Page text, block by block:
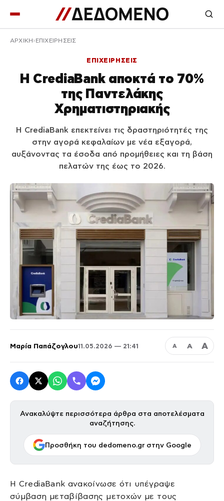
ΑΡΧΙΚΉ ΕΠΙΧΕΙΡΗΣΕΙΣ
ΕΠΙΧΕΙΡΗΣΕΙΣ
Η CrediaBank αποκτά το 70%
της Παντελάκης
Χρηματιστηριακής
Η CrediaBank επεκτείνει τις δραστηριότητές της
στην αγορά κεφαλαίων με νέα εξαγορά,
αυξάνοντας τα έσοδα από προμήθειες και τη βάση
πελατών της έως το 2026.
Μαρία Παπάζογλου11.05.2026 — 21:41 Α Α Α
Ανακαλύψτε περισσότερα άρθρα στα αποτελέσματα
αναζήτησης.
Προσθήκη του dedomeno.gr στην Google
Η CrediaBank ανακοίνωσε ότι υπέγραψε
σύμβαση μεταβίβασης μετοχών με τους